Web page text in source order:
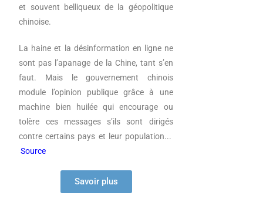
et souvent belliqueux de la géopolitique
chinoise.
La haine et la désinformation en ligne ne
sont pas l’apanage de la Chine, tant s’en
faut. Mais le gouvernement chinois
module l’opinion publique grâce à une
machine bien huilée qui encourage ou
tolère ces messages s’ils sont dirigés
contre certains pays et leur population...
Source
Savoir plus